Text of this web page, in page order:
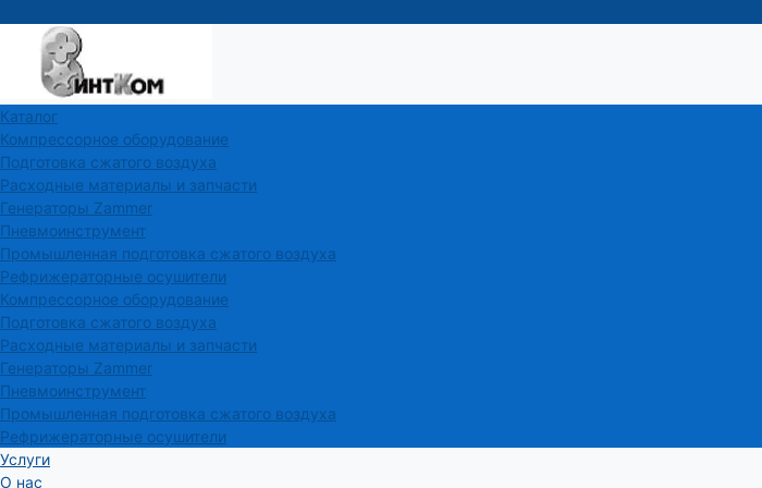
Каталог
Компрессорное оборудование
Подготовка сжатого воздуха
Расходные материалы и запчасти
Генераторы Zammer
Пневмоинструмент
Промышленная подготовка сжатого воздуха
Рефрижераторные осушители
Компрессорное оборудование
Подготовка сжатого воздуха
Расходные материалы и запчасти
Генераторы Zammer
Пневмоинструмент
Промышленная подготовка сжатого воздуха
Рефрижераторные осушители
Услуги
О нас